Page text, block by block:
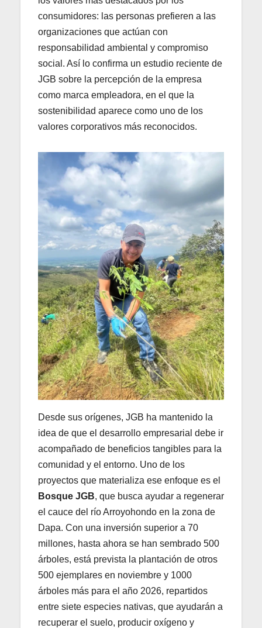
consumidores: las personas prefieren a las
organizaciones que actúan con
responsabilidad ambiental y compromiso
social. Así lo confirma un estudio reciente de
JGB sobre la percepción de la empresa
como marca empleadora, en el que la
sostenibilidad aparece como uno de los
valores corporativos más reconocidos.
Desde sus orígenes, JGB ha mantenido la
idea de que el desarrollo empresarial debe ir
acompañado de beneficios tangibles para la
comunidad y el entorno. Uno de los
proyectos que materializa ese enfoque es el
Bosque JGB, que busca ayudar a regenerar
el cauce del río Arroyohondo en la zona de
Dapa. Con una inversión superior a 70
millones, hasta ahora se han sembrado 500
árboles, está prevista la plantación de otros
500 ejemplares en noviembre y 1000
árboles más para el año 2026, repartidos
entre siete especies nativas, que ayudarán a
recuperar el suelo, producir oxígeno y